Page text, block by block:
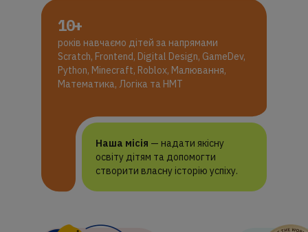
10+
років навчаємо дітей за напрямами
Scratch, Frontend, Digital Design, GameDev,
Python, Minecraft, Roblox, Малювання,
Математика, Логіка та НМТ
Наша місія — надати якісну
освіту дітям та допомогти
створити власну історію успіху.